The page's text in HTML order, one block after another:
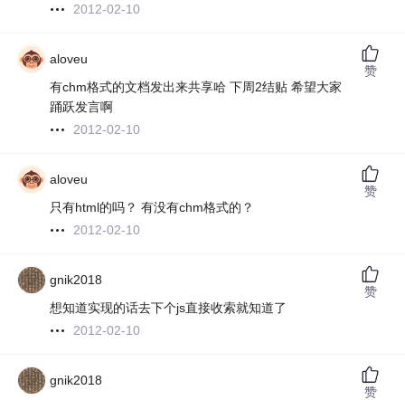
2012-02-10
aloveu
有chm格式的文档发出来共享哈 下周2结贴 希望大家
踊跃发言啊
2012-02-10
赞
aloveu
只有html的吗？ 有没有chm格式的？
2012-02-10
赞
gnik2018
想知道实现的话去下个js直接收索就知道了
2012-02-10
赞
gnik2018
赞